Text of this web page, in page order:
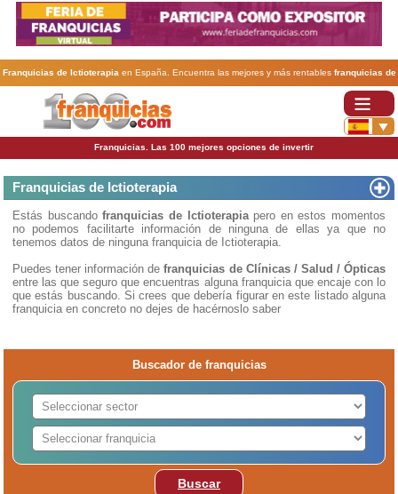
Franquicias de Ictioterapia en España. Encuentra las mejores y más rentables franquicias de
Ictioterapia. Abre tu negocio a través de una franquicia barata, rentable y segura.
Franquicias. Las 100 mejores opciones de invertir
Franquicias de Ictioterapia
Estás buscandofranquicias de Ictioterapiapero en estos momentos
no podemos facilitarte información de ninguna de ellas ya que no
tenemos datos de ninguna franquicia de Ictioterapia.
Puedes tener información defranquicias de Clínicas / Salud / Ópticas
entre las que seguro que encuentras alguna franquicia que encaje con lo
que estás buscando. Si crees que debería figurar en este listado alguna
franquicia en concreto no dejes de hacérnoslo saber
Buscador de franquicias
Buscar